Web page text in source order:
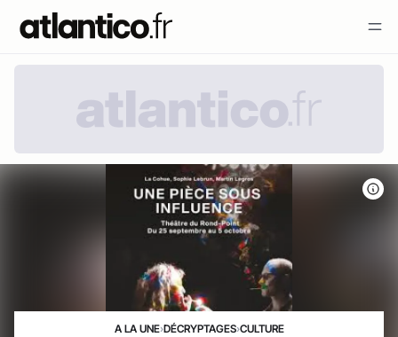
A LA UNE›DÉCRYPTAGES›CULTURE